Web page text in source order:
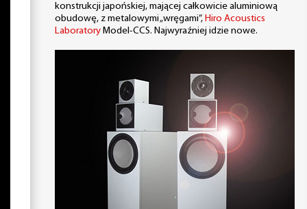
konstrukcji japońskiej, mającej całkowicie aluminiową
obudowę, z metalowymi „wręgami”, Hiro Acoustics
Laboratory Model-CCS. Najwyraźniej idzie nowe.